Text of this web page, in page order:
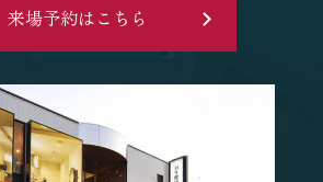
来場予約はこちら